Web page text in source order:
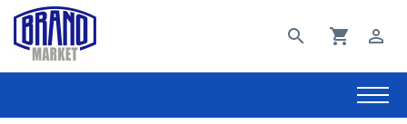
search shopping_cart perm_identity